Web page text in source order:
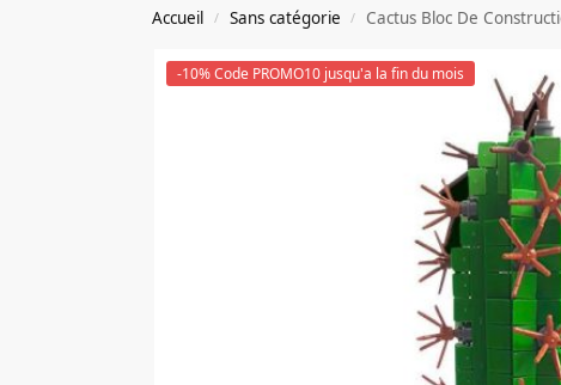
Accueil / Sans catégorie / Cactus Bloc De
-10% Code PROMO10 jusqu'a la fin du mois